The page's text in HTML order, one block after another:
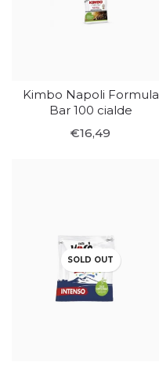
Kimbo Napoli Formula
Bar 100 cialde
€16,49
SOLD OUT